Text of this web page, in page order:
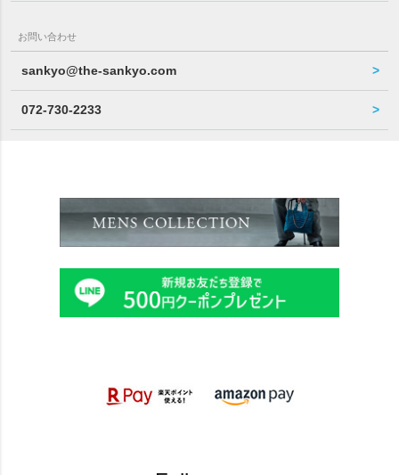
お問い合わせ
sankyo@the-sankyo.com
072-730-2233